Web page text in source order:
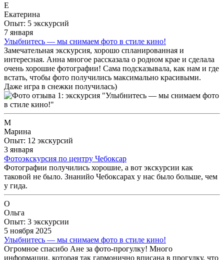
Е
Екатерина
Опыт: 5 экскурсий
7 января
Улыбнитесь — мы снимаем фото в стиле кино!
Замечательная экскурсия, хорошо спланированная и
интересная. Анна многое рассказала о родном крае и сделала
очень хорошие фотографии! Сама подсказывала, как нам и где
встать, чтобы фото получились максимально красивыми.
Даже игра в снежки получилась)
М
Марина
Опыт: 12 экскурсий
3 января
Фотоэкскурсия по центру Чебоксар
Фотографии получились хорошие, а вот экскурсии как
таковой не было. Знанийо Чебоксарах у нас было больше, чем
у гида.
О
Ольга
Опыт: 3 экскурсии
5 ноября 2025
Улыбнитесь — мы снимаем фото в стиле кино!
Огромное спасибо Ане за фото-прогулку! Много
информации, которая так гармонично вписана в прогулку, что